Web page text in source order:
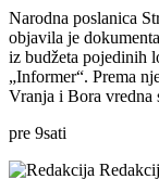
Narodna poslanica
objavila je
iz budžeta pojedinih
„Informer“. Prema
Vranja i Bora vredna
pre 9sati